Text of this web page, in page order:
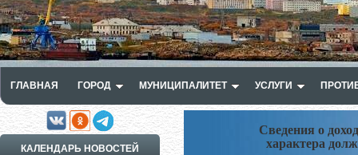
ГЛАВНАЯ ГОРОД МУНИЦИПАЛИТЕТ УСЛУГИ
КАЛЕНДАРЬ НОВОСТЕЙ
Сведения о
характера